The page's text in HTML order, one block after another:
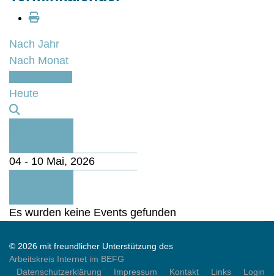
Nach Jahr
Nach Monat
Heute
04 - 10 Mai, 2026
Es wurden keine Events gefunden
© 2026 mit freundlicher Unterstützung des
Arbeitskreis Internet im BEFG
Datenschutzerklärung
Impressum Kontakt Links Login